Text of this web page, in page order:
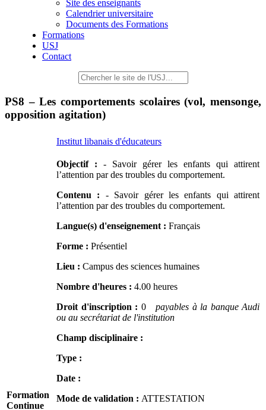
Site des enseignants
Calendrier universitaire
Documents des Formations
Formations
USJ
Contact
PS8 – Les comportements scolaires (vol, mensonge,
opposition agitation)
Institut libanais d'éducateurs
Formation
Continue
Objectif : - Savoir gérer les enfants qui attirent
l’attention par des troubles du comportement.
Contenu : - Savoir gérer les enfants qui attirent
l’attention par des troubles du comportement.
Langue(s) d'enseignement : Français
Forme : Présentiel
Lieu : Campus des sciences humaines
Nombre d'heures : 4.00 heures
Droit d'inscription : 0 payables à la banque Audi
ou au secrétariat de l'institution
Champ disciplinaire :
Type :
Date :
Mode de validation : ATTESTATION